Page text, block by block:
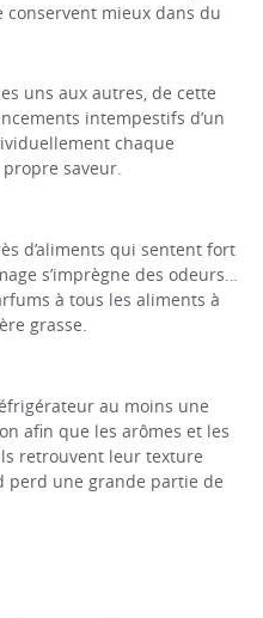
conservent mieux dans du
uns aux autres, de cette
intempestifs d’un
chaque
saveur.
d’aliments qui sentent fort
s’imprègne des odeurs…
à tous les aliments à
grasse.
au moins une
afin que les arômes et les
retrouvent leur texture
perd une grande partie de